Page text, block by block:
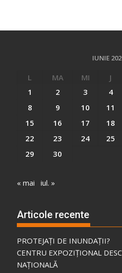
IUNIE
L MA MI J
1
2 3 4
8
9 10 11
15
16 17 18
22
23 24 25
29
30
« mai iul. »
Articole recente
PROTEJAȚI DE INUNDAȚII?
CENTRU EXPOZIȚIONAL
NAȚIONALĂ